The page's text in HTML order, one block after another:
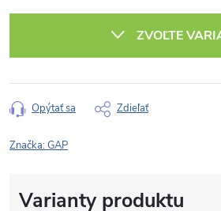
ZVOĽTE
Opýtať sa Zdieľať
Značka:GAP